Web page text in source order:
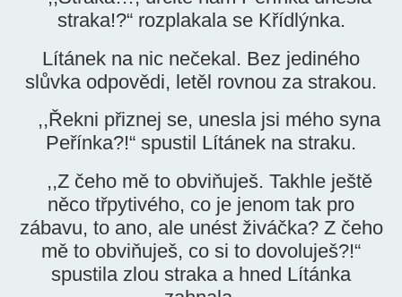
straka!?“ rozplakala se Křídlýnka.
Lítánek na nic nečekal. Bez jediného
slůvka odpovědi, letěl rovnou za strakou.
,,Řekni přiznej se, unesla jsi mého syna
Peřínka?!“ spustil Lítánek na straku.
,,Z čeho mě to obviňuješ. Takhle ještě
něco třpytivého, co je jenom tak pro
zábavu, to ano, ale unést živáčka? Z čeho
mě to obviňuješ, co si to dovoluješ?!“
spustila zlou straka a hned Lítánka